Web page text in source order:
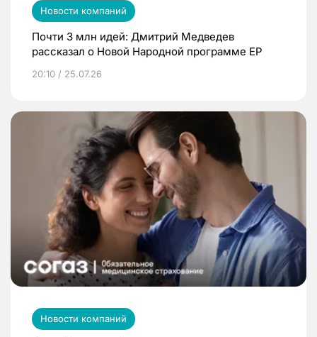
Новости компаний
Почти 3 млн идей: Дмитрий Медведев
рассказал о Новой Народной программе ЕР
20:10 / 25.07.26
Новости компаний